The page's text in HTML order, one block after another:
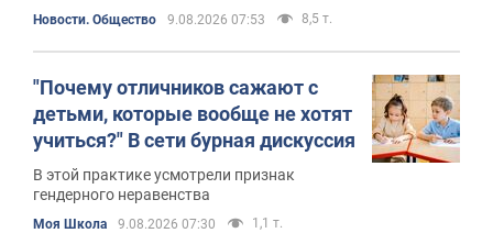
Новости. Общество 9.08.2026 07:53 8,5 т.
"Почему отличников сажают с
детьми, которые вообще не хотят
учиться?" В сети бурная дискуссия
В этой практике усмотрели признак
гендерного неравенства
Моя Школа 9.08.2026 07:30 1,1 т.